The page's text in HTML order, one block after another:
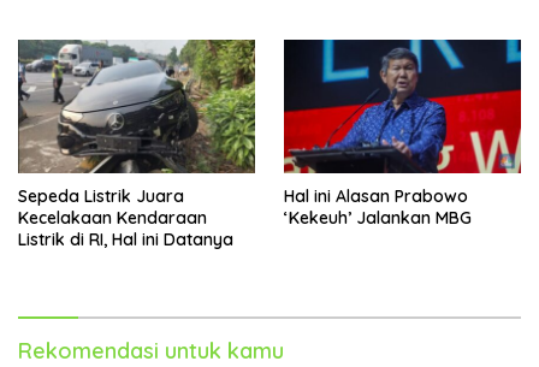
Sepeda Listrik Juara
Kecelakaan Kendaraan
Listrik di RI, Hal ini Datanya
Hal ini Alasan Prabowo
‘Kekeuh’ Jalankan MBG
Rekomendasi untuk kamu